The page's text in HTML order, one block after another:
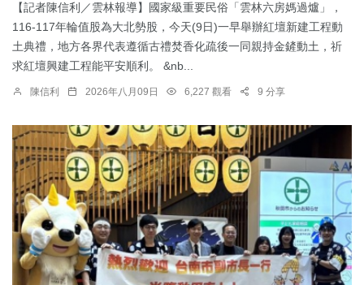
【記者陳信利／雲林報導】國家級重要民俗「雲林六房媽過爐」，
116-117年輪值股為大北勢股，今天(9日)一早舉辦紅壇新建工程動
土典禮，地方各界代表遵循古禮焚香化疏後一同親持金鏟動土，祈
求紅壇興建工程能平安順利。 &nb...
陳信利 2026年八月09日 6,227 觀看 9 分享